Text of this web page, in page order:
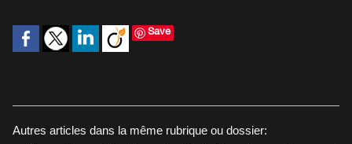
Save
Autres articles dans la même rubrique ou dossier: